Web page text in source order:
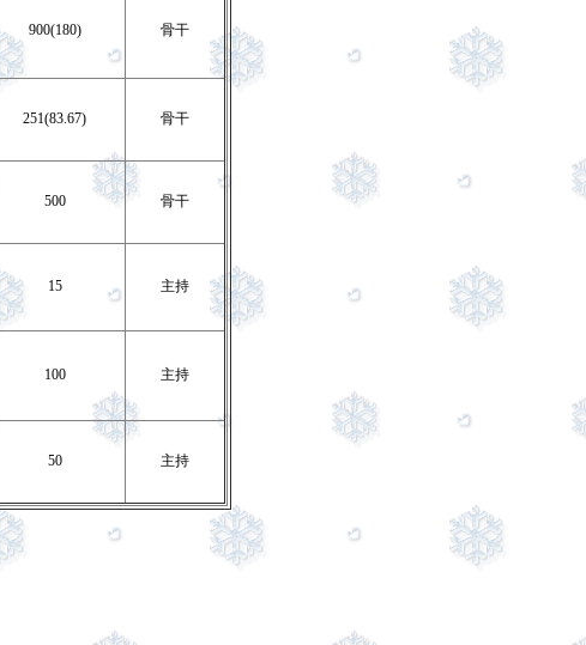
900(180) 骨干
251(83.67) 骨干
500 骨干
15 主持
100 主持
50 主持